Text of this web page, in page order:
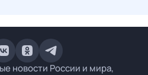
новости России и мира,